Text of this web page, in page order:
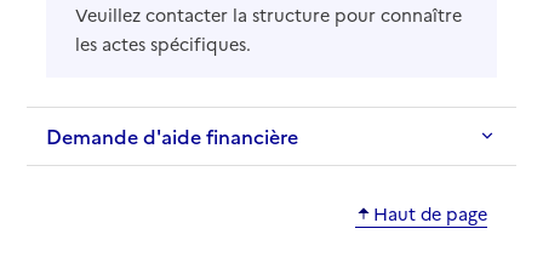
Veuillez contacter la structure pour connaître
les actes spécifiques.
Demande d'aide financière
Haut de page